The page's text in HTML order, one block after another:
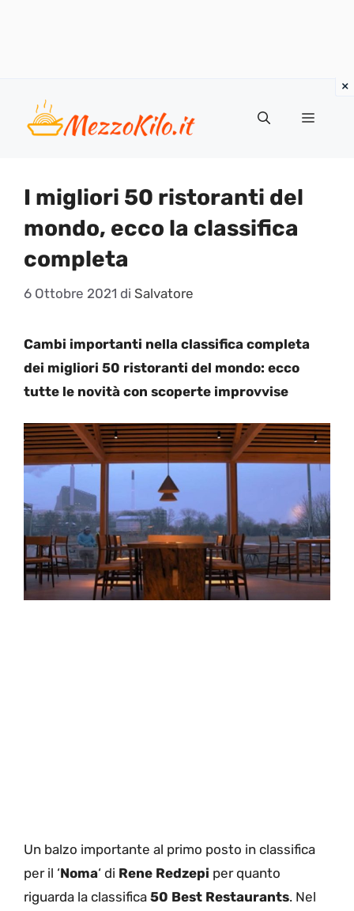
contenuto
Menu
I migliori 50 ristoranti del
mondo, ecco la classifica
completa
6 Ottobre 2021 di Salvatore
Cambi importanti nella classifica completa
dei migliori 50 ristoranti del mondo: ecco
tutte le novità con scoperte improvvise
Un balzo importante al primo posto in classifica
per il ‘Noma‘ di Rene Redzepi per quanto
riguarda la classifica 50 Best Restaurants. Nel